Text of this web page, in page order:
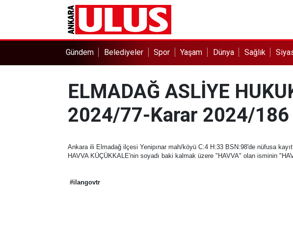
Gündem Belediyeler Spor Yaşam Dünya Sağlık
ELMADAĞ ASLİYE
2024/77-Karar 2024/186
Ankara ili Elmadağ ilçesi Yenipınar mah/köyü C:4 H:33 BSN:98'de nüfusa
HAVVA KÜÇÜKKALE'nin soyadı baki kalmak üzere "HAVVA" olan isminin
#ilangovtr